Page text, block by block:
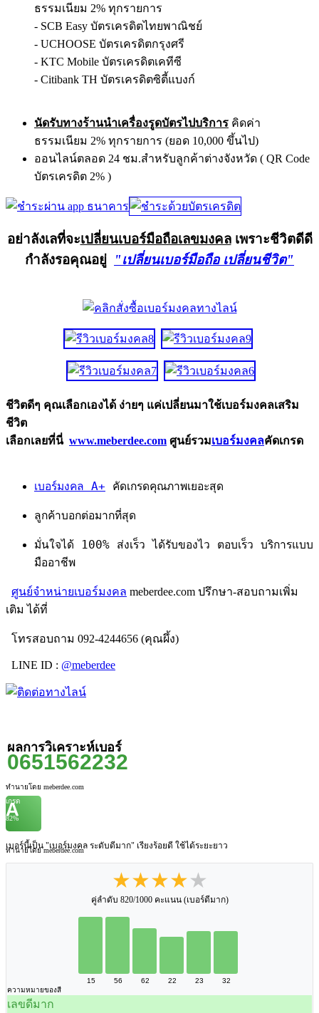
ธรรมเนียม 2% ทุกรายการ
- SCB Easy บัตรเครดิตไทยพาณิชย์
- UCHOOSE บัตรเครดิตกรุงศรี
- KTC Mobile บัตรเครดิตเคทีซี
- Citibank TH บัตรเครดิตซิตี้แบงก์
นัดรับทางร้านนำเครื่องรูดบัตรไปบริการ คิดค่า
ธรรมเนียม 2% ทุกรายการ (ยอด 10,000 ขึ้นไป)
ออนไลน์ตลอด 24 ชม.สำหรับลูกค้าต่างจังหวัด ( QR Code
บัตรเครดิต 2% )
อย่าลังเลที่จะเปลี่ยนเบอร์มือถือเลขมงคลเพราะชีวิตดีดี
กำลังรอคุณอยู่
"เปลี่ยนเบอร์มือถือ เปลี่ยนชีวิต"
ชีวิตดีๆ คุณเลือกเองได้ ง่ายๆ แค่เปลี่ยนมาใช้เบอร์มงคลเสริม
ชีวิต
เลือกเลยที่นี่ www.meberdee.com ศูนย์รวมเบอร์มงคลคัดเกรด
เบอร์มงคล A+ คัดเกรดคุณภาพเยอะสุด
ลูกค้าบอกต่อมากที่สุด
มั่นใจได้ 100% ส่งเร็ว ได้รับของไว ตอบเร็ว บริการแบบ
มืออาชีพ
ศูนย์จำหน่ายเบอร์มงคล meberdee.com ปรึกษา-สอบถามเพิ่ม
เติม ได้ที่
โทรสอบถาม 092-4244656 (คุณผึ้ง)
LINE ID : @meberdee
ผลการวิเคราะห์เบอร์
0651562232
ทำนายโดย meberdee.com
เกรด
A
82%
เบอร์นี้เป็น "เบอร์มงคล ระดับดีมาก" เรียงร้อยดี ใช้ได้ระยะยาว
ทำนายโดย meberdee.com
★★★★★
คู่ลำดับ 820/1000 คะแนน (เบอร์ดีมาก)
15 56 62 22 23
32
ความหมายของสี
เลขดีมาก